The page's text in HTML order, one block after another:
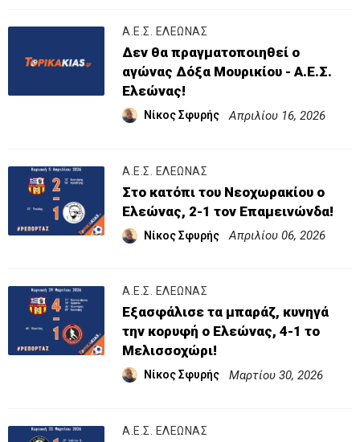
Α.Ε.Σ. ΕΛΕΩΝΑΣ
Δεν θα πραγματοποιηθεί ο
αγώνας Δόξα Μουρικίου - Α.Ε.Σ.
Ελεώνας!
Νίκος Σφυρής Απριλίου 16, 2026
Α.Ε.Σ. ΕΛΕΩΝΑΣ
Στο κατόπι του Νεοχωρακίου ο
Ελεώνας, 2-1 τον Επαμεινώνδα!
Νίκος Σφυρής Απριλίου 06, 2026
Α.Ε.Σ. ΕΛΕΩΝΑΣ
Εξασφάλισε τα μπαράζ, κυνηγά
την κορυφή ο Ελεώνας, 4-1 το
Μελισσοχώρι!
Νίκος Σφυρής Μαρτίου 30, 2026
Α.Ε.Σ. ΕΛΕΩΝΑΣ